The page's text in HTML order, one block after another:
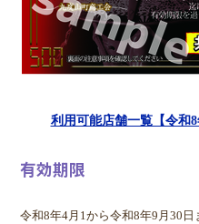
利用可能店舗一覧【令和8
有効期限
令和8年4月1から令和8年9月30日